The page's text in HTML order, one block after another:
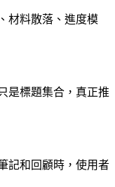
材料散落、進度模
是標題集合，真正推
記和回顧時，使用者